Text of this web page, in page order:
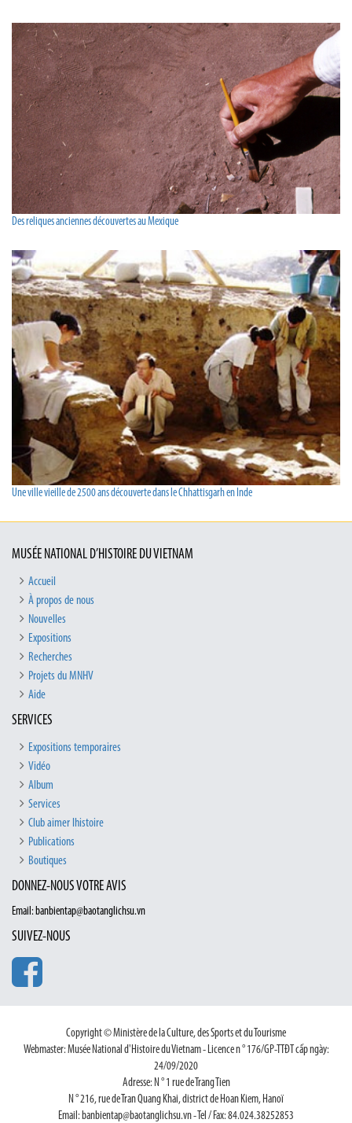
Des reliques anciennes découvertes au Mexique
Une ville vieille de 2500 ans découverte dans le Chhattisgarh en Inde
MUSÉE NATIONAL D’HISTOIRE DU VIETNAM
Accueil
À propos de nous
Nouvelles
Expositions
Recherches
Projets du MNHV
Aide
SERVICES
Expositions temporaires
Vidéo
Album
Services
Club aimer lhistoire
Publications
Boutiques
DONNEZ-NOUS VOTRE AVIS
Email: banbientap@baotanglichsu.vn
SUIVEZ-NOUS
Copyright © Ministère de la Culture, des Sports et du Tourisme
Webmaster: Musée National d'Histoire du Vietnam - Licence n ° 176/GP-TTĐT cấp ngày:
24/09/2020
Adresse: N ° 1 rue de Trang Tien
N ° 216, rue de Tran Quang Khai, district de Hoan Kiem, Hanoï
Email: banbientap@baotanglichsu.vn - Tel / Fax: 84.024.38252853